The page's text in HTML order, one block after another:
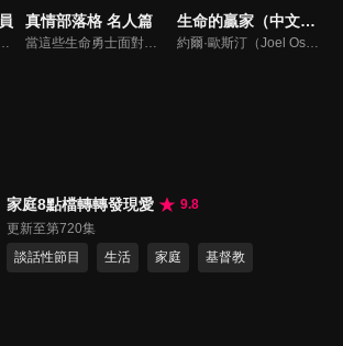
寇紹恩牧師特別參與製作、主持，讓見證複製見證，使聽聞中的神蹟奇事，成為你我的經歷，進而翻轉迎向復興！
真情部落格 名人篇
當這些生命勇士面對自己生命中的難題時，選擇靠著信靠耶穌來勇敢勝過，這些可愛的基督徒們，願意把自己生命裡最黑暗軟弱的一面和大家分享，為的就是將來自天上那最美好的福分帶給人們，每一個有血有淚的生命見證，都是最震撼人心的蛻變，最深刻的真實。
生命的贏家（中文配音）
約爾·歐斯汀（Joel Osteen）綽號是「微笑的傳道者」，是美國的宣教士、電視佈道家和作家，他在美國最大的基督教會湖木教會擔任主任牧師。2004年，他的第一本書「活出美好」，首次出版就登上紐約時報暢銷書的榜首，這本書在紐約時報暢銷200多週。
家庭8點檔轉轉發現愛
9.8
更新至第720集
談話性節目
生活 家庭 基督教